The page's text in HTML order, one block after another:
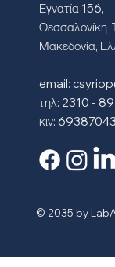
Εγνατία 156,
Θεσσαλονίκη
Μακεδονία,
email:
τηλ: 2310 -
κιν:
© 2035 by